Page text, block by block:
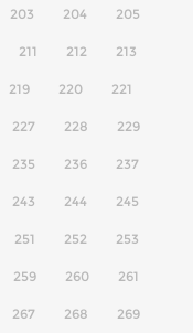
203 204 205
211 212 213
219 220 221
227 228 229
235 236 237
243 244 245
251 252 253
259 260 261
267 268 269